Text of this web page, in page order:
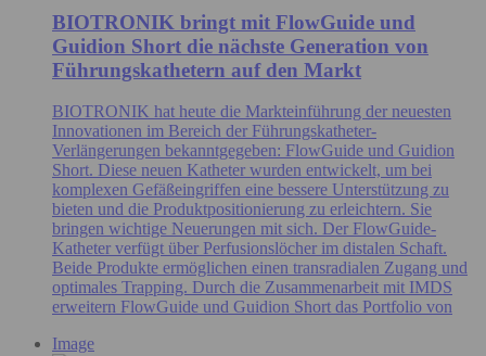
BIOTRONIK bringt mit FlowGuide und
Guidion Short die nächste Generation von
Führungskathetern auf den Markt
BIOTRONIK hat heute die Markteinführung der neuesten
Innovationen im Bereich der Führungskatheter-
Verlängerungen bekanntgegeben: FlowGuide und Guidion
Short. Diese neuen Katheter wurden entwickelt, um bei
komplexen Gefäßeingriffen eine bessere Unterstützung zu
bieten und die Produktpositionierung zu erleichtern. Sie
bringen wichtige Neuerungen mit sich. Der FlowGuide-
Katheter verfügt über Perfusionslöcher im distalen Schaft.
Beide Produkte ermöglichen einen transradialen Zugang und
optimales Trapping. Durch die Zusammenarbeit mit IMDS
erweitern FlowGuide und Guidion Short das Portfolio von
Image